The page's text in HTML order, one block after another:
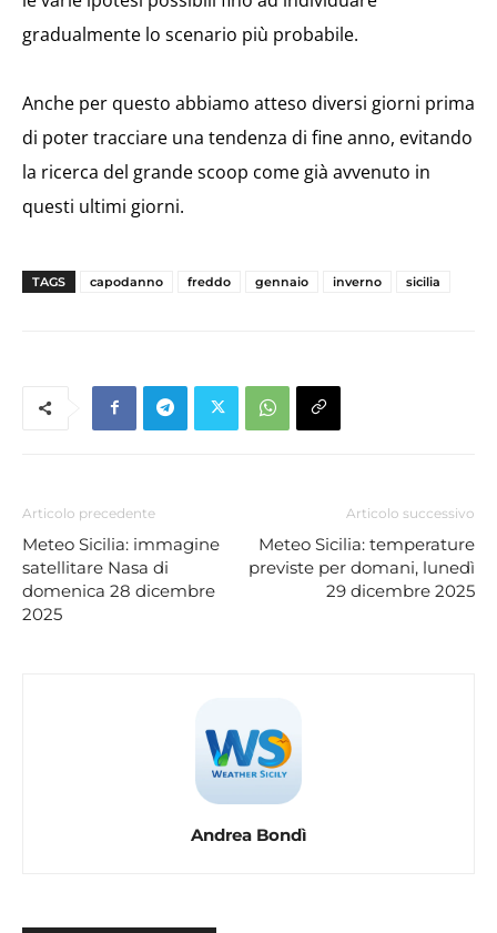
gradualmente lo scenario più probabile.
Anche per questo abbiamo atteso diversi giorni prima
di poter tracciare una tendenza di fine anno, evitando
la ricerca del grande scoop come già avvenuto in
questi ultimi giorni.
TAGS capodanno freddo gennaio inverno sicilia
Articolo precedente
Meteo Sicilia: immagine
satellitare Nasa di
domenica 28 dicembre
2025
Articolo successivo
Meteo Sicilia: temperature
previste per domani, lunedì
29 dicembre 2025
Andrea Bondì